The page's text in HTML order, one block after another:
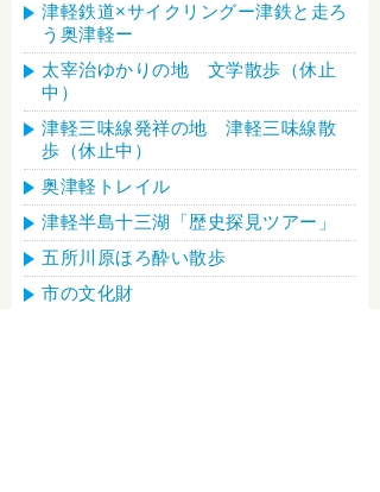
津軽鉄道×サイクリングー津鉄と走ろ
う奥津軽ー
太宰治ゆかりの地 文学散歩（休止
中）
津軽三味線発祥の地 津軽三味線散
歩（休止中）
奥津軽トレイル
津軽半島十三湖「歴史探見ツアー」
五所川原ほろ酔い散歩
市の文化財